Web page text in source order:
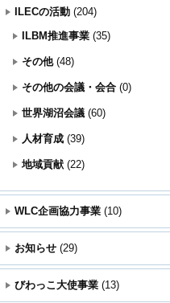
関との連携
出版物
ILECの活動 (204)
ILBM推進事業 (35)
その他(48)
その他の会議・会合 (0)
世界湖沼会議 (60)
人材育成 (39)
地域貢献 (22)
WLC企画協力事業 (10)
お知らせ (29)
びわっこ大使事業 (13)